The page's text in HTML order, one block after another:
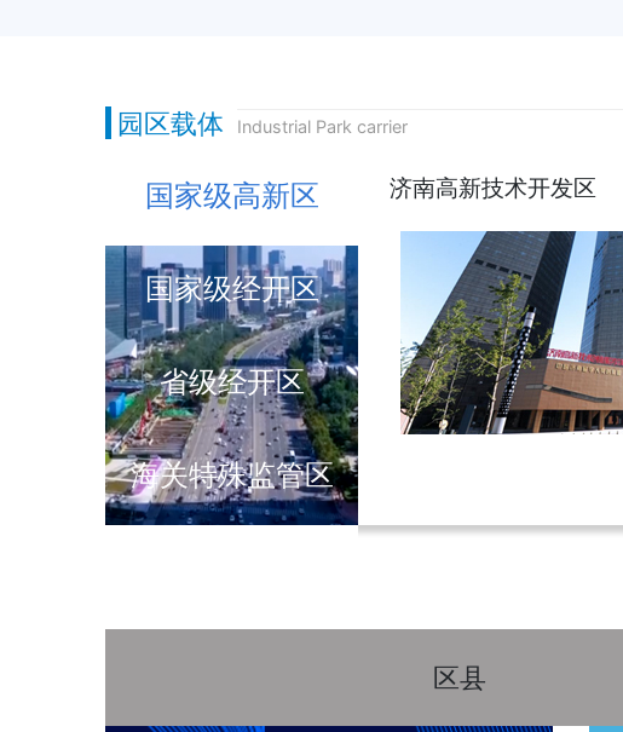
园区载体 Industrial Park carrier
国家级高新区
国家级经开区
省级经开区
海关特殊监管区
济南高新技术开发区
区县